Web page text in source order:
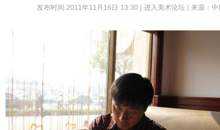
发布时间:2011年11月16日 13:30 | 进入美术论坛| 来源：